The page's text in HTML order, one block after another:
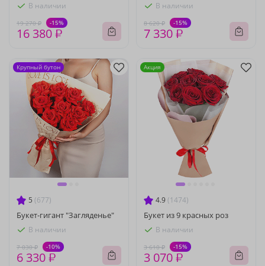
В наличии
19 270 ₽ -15%
16 380 ₽
В наличии
8 620 ₽ -15%
7 330 ₽
5 (677)
Букет-гигант "Загляденье"
В наличии
7 030 ₽ -10%
6 330 ₽
Крупный бутон
4.9 (1474)
Букет из 9 красных роз
В наличии
3 610 ₽ -15%
3 070 ₽
Акция